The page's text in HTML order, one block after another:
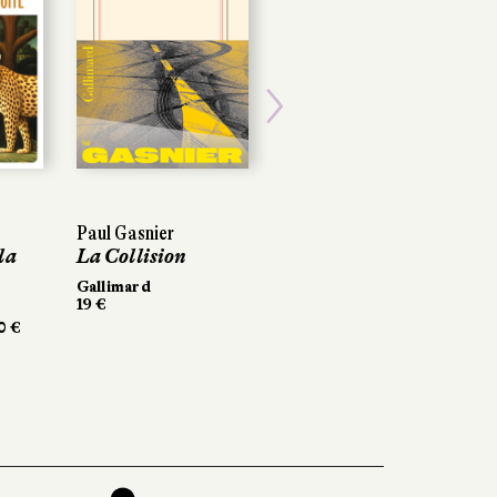
€
Paul Gasnier
La Collision
Gallimard
19 €